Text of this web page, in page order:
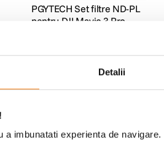
Detalii
a imbunatati experienta de
PGYTECH Set filtre ND-PL
pentru DJI Mavic 3 Pro
39 lei